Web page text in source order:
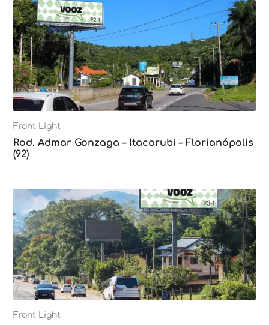
Front Light
Rod. Admar Gonzaga – Itacorubi – Florianópolis
(92)
Front Light